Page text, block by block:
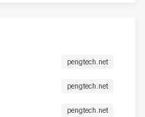
pengtech.net
pengtech.net
pengtech.net